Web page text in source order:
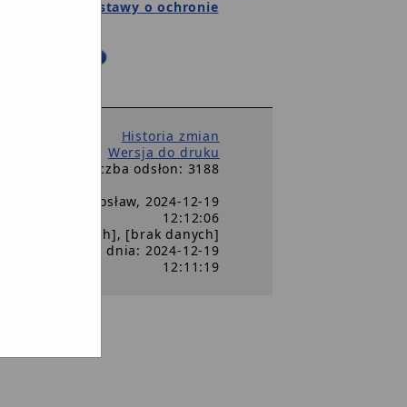
przepisami ustawy o ochronie
DEBRZNIE
Historia zmian
Wersja do druku
Liczba odsłon: 3188
Gałęza Mirosław, 2024-12-19
12:12:06
[brak danych], [brak danych]
dokumentu z dnia: 2024-12-19
12:11:19